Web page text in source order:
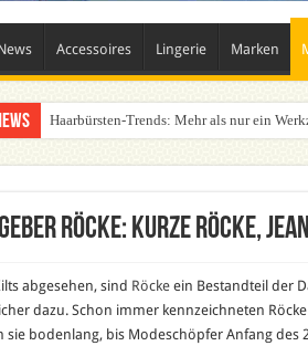
Accessoires Lingerie Marken
Was zieht man auf ein Festival an? Dein
Röcke: Kurze Röcke,
abgesehen, sind Röckeein Bestandteil der
dazu. Schon immer kennzeichneten
sie bodenlang, bis Modeschöpfer Anfang des